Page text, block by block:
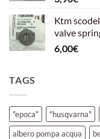
Ktm
valve
6,00€
TAGS
"epoca" "husqvarna"
albero pompa acqua